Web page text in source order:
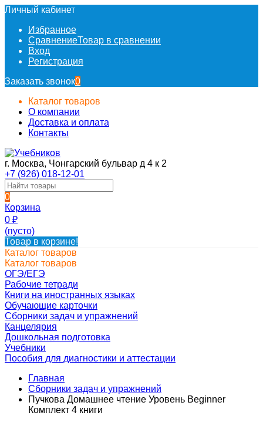
Личный кабинет
Избранное
СравнениеТовар в сравнении
Вход
Регистрация
Заказать звонок0
Каталог товаров
О компании
Доставка и оплата
Контакты
г. Москва, Чонгарский бульвар д 4 к 2
+7 (926) 018-12-01
0
Корзина
0 ₽
(пусто)
Товар в корзине!
Каталог товаров
Каталог товаров
ОГЭ/ЕГЭ
Рабочие тетради
Книги на иностранных языках
Обучающие карточки
Сборники задач и упражнений
Канцелярия
Дошкольная подготовка
Учебники
Пособия для диагностики и аттестации
Главная
Сборники задач и упражнений
Пучкова Домашнее чтение Уровень Beginner
Комплект 4 книги